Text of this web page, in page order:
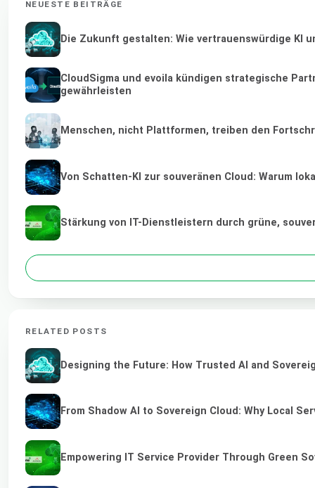
NEUESTE BEITRÄGE
Die Zukunft gestalten: Wie vertrauenswürdige KI
CloudSigma und evoila kündigen strategische
gewährleisten
Menschen, nicht Plattformen, treiben den
Von Schatten-KI zur souveränen Cloud: Warum
Stärkung von IT-Dienstleistern durch grüne,
RELATED POSTS
Designing the Future: How Trusted AI and
From Shadow AI to Sovereign Cloud: Why Local
Empowering IT Service Provider Through Green